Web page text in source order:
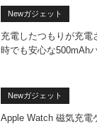
Newガジェット
充電したつもりが充電
時でも安心な500mAh
Newガジェット
Apple Watch 磁気充電